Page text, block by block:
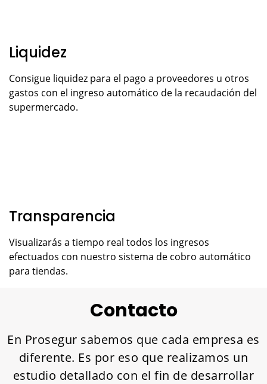
Liquidez
Consigue liquidez para el pago a proveedores u otros
gastos con el ingreso automático de la recaudación del
supermercado.
Transparencia
Visualizarás a tiempo real todos los ingresos
efectuados con nuestro sistema de cobro automático
para tiendas.
Contacto
En Prosegur sabemos que cada empresa es
diferente. Es por eso que realizamos un
estudio detallado con el fin de desarrollar